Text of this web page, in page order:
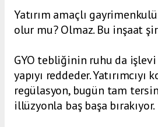
Yatırım amaçlı
olur mu? Olmaz. Bu inşaat
GYO tebliğinin ruhu da
yapıyı reddeder. Yatırımcıyı
regülasyon, bugün tam
illüzyonla baş başa bırakıyor.